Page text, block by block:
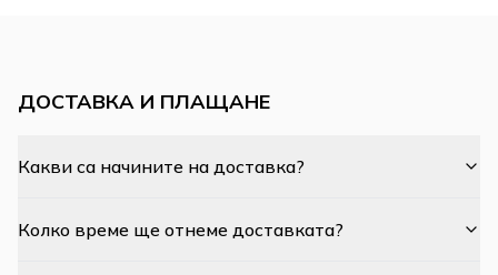
ДОСТАВКА И ПЛАЩАНЕ
Какви са начините на доставка?
Колко време ще отнеме доставката?